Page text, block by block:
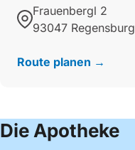
Frauenbergl 2
93047 Regensburg
Route planen →
Die Apotheke